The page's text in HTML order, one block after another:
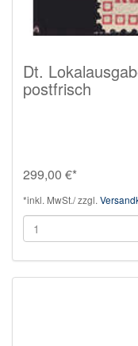
Dt.
postfrisch
299,00 €*
*inkl. MwSt./ zzgl.